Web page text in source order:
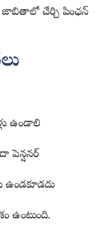
జాబితాలో చేర్చి పింఛన్
ఉండాలి
పెన్షనర్
ఉండకూడదు
ఉంటుంది.